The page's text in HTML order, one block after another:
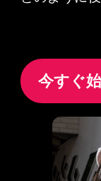
今すぐ